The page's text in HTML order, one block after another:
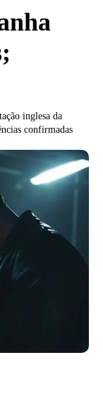
inglesa da
confirmadas